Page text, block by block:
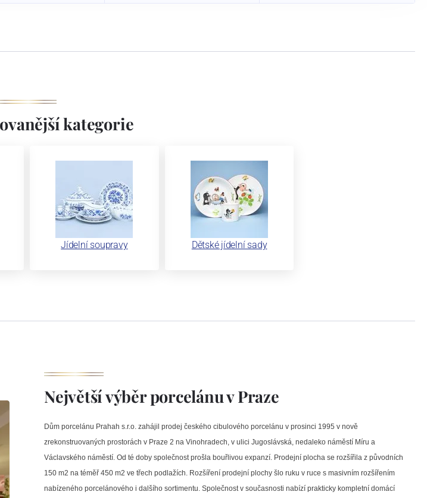
kategorie
Jídelní soupravy Dětské jídelní sady
Největší výběr porcelánu v Praze
Dům porcelánu Prahah s.r.o. zahájil prodej českého cibulového porcelánu v prosinci 1995 v nově
zrekonstruovaných prostorách v Praze 2 na Vinohradech, v ulici Jugoslávská, nedaleko náměstí Míru a
Václavského náměstí. Od té doby společnost prošla bouřlivou expanzí. Prodejní plocha se rozšířila z původních
150 m2 na téměř 450 m2 ve třech podlažích. Rozšíření prodejní plochy šlo ruku v ruce s masivním rozšířením
nabízeného porcelánového i dalšího sortimentu. Společnost v současnosti nabízí prakticky kompletní domácí